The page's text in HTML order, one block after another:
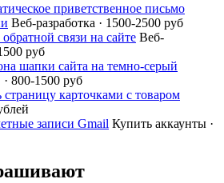
приветственное письмо
Веб-разработка · 1500-2500 руб
связи на сайте Веб-
руб
шапки сайта на темно-серый
· 800-1500 руб
карточками с товаром
записи Gmail Купить аккаунты ·